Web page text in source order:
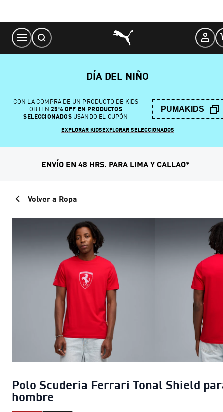
Content
DÍA DEL NIÑO
CON LA COMPRA DE UN PRODUCTO DE KIDS
OBTEN 25% OFF EN PRODUCTOS
SELECCIONADOSUSANDO EL CUPÓN
PUMAKIDS
EXPLORAR KIDSEXPLORAR SELECCIONADOS
ENVÍO EN 48 HRS. PARA LIMA Y CALLAO*
Volver a Ropa
Polo Scuderia Ferrari Tonal Shield
hombre